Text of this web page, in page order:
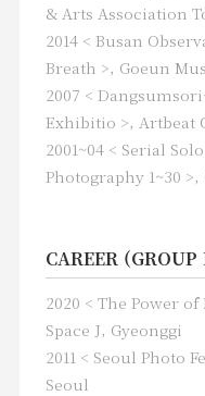
they died, he
life and
but also
realize that
not just
His work is a
that extends
family to
Gallery, you
exhibition,
work,
exposure
& Arts Association
2014 < Busan
Breath >, Goeun
2007 <
Exhibitio >, Artbeat
2001~04 < Serial
Photography 1~30
CAREER
2020 < The Power
Space J, Gyeonggi
2011 < Seoul Photo
Seoul